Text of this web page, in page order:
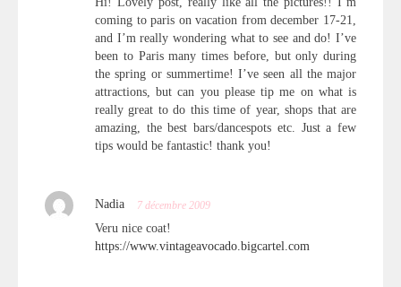
coming to paris on vacation from december 17-21,
and I’m really wondering what to see and do! I’ve
been to Paris many times before, but only during
the spring or summertime! I’ve seen all the major
attractions, but can you please tip me on what is
really great to do this time of year, shops that are
amazing, the best bars/dancespots etc. Just a few
tips would be fantastic! thank you!
Nadia 7 décembre 2009
Veru nice coat!
https://www.vintageavocado.bigcartel.com